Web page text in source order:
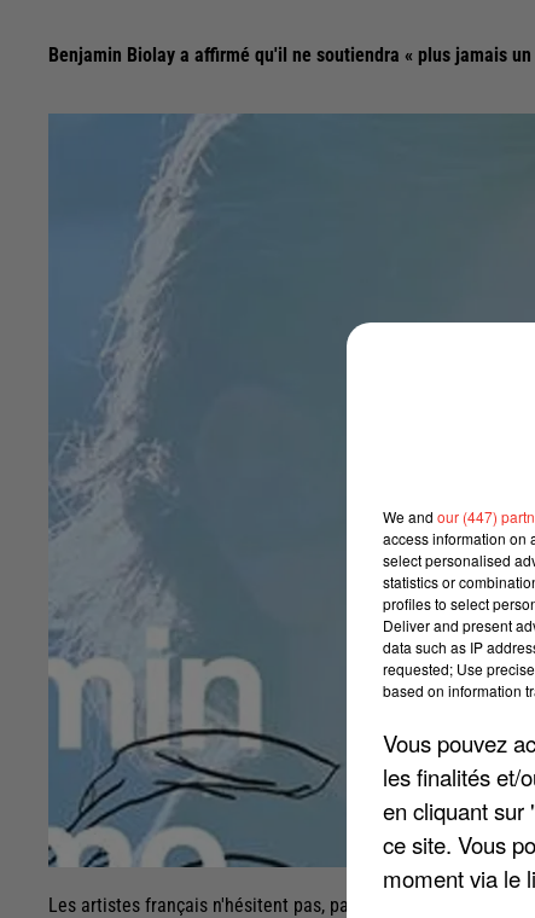
Benjamin Biolay a affirmé qu'il ne soutiendra « plus jamais
Les artistes français n'hésitent pas, parfois, à soutenir ou au
We and our (447)
access information on
select personalised
statistics or
profiles to select
Deliver and present
data such as IP
requested; Use
based on information
Vous pouvez
les finalités et/
en cliquant sur
ce site. Vous
moment via le